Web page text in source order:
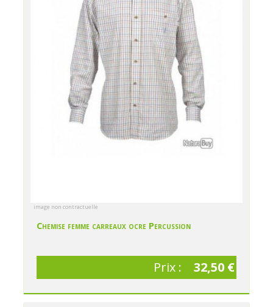
image non contractuelle
Chemise femme carreaux ocre Percussion
Prix : 32,50 €